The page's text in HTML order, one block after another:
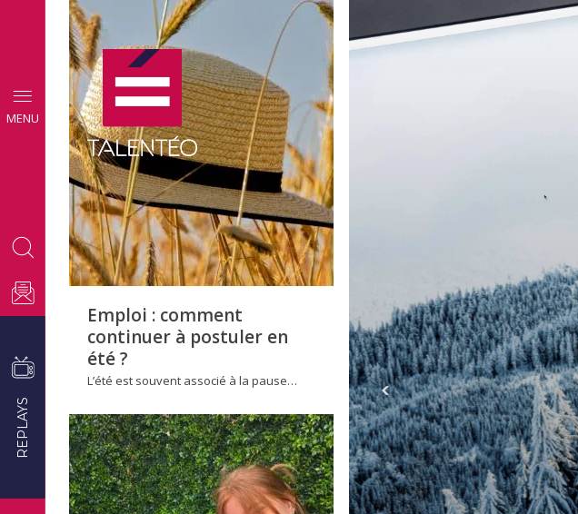
MENU
REPLAYS
CONSEILS
EMPLOI
Emploi : comment
continuer à postuler en
été ?
L’été est souvent associé à la pause…
Affaires sensibles